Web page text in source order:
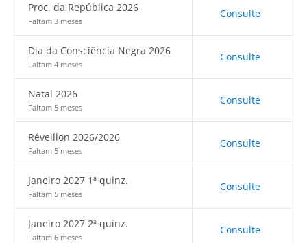
Proc. da República 2026
Faltam 3 meses
Consulte
Dia da Consciência Negra 2026
Faltam 4 meses
Consulte
Natal 2026
Faltam 5 meses
Consulte
Réveillon 2026/2026
Faltam 5 meses
Consulte
Janeiro 2027 1ª quinz.
Faltam 5 meses
Consulte
Janeiro 2027 2ª quinz.
Faltam 6 meses
Consulte